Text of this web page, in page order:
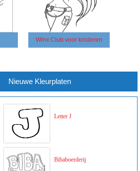
Winx Club voor kinderen
Nieuwe Kleurplaten
Letter J
Bibaboerderij